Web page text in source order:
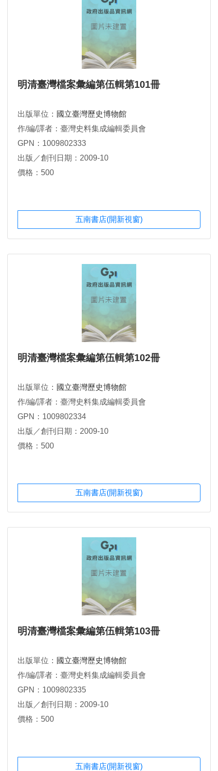
明清臺灣檔案彙編第伍輯第101冊
出版單位： 國立臺灣歷史博物館
作/編/譯者：臺灣史料集成編輯委員會
GPN：1009802333
出版／創刊日期：2009-10
價格：500
五南書店(開新視窗)
明清臺灣檔案彙編第伍輯第102冊
出版單位： 國立臺灣歷史博物館
作/編/譯者：臺灣史料集成編輯委員會
GPN：1009802334
出版／創刊日期：2009-10
價格：500
五南書店(開新視窗)
明清臺灣檔案彙編第伍輯第103冊
出版單位： 國立臺灣歷史博物館
作/編/譯者：臺灣史料集成編輯委員會
GPN：1009802335
出版／創刊日期：2009-10
價格：500
五南書店(開新視窗)